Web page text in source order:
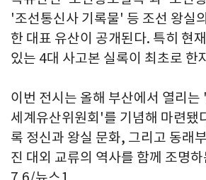
'조선통신사 기록물' 등 조선 왕실
한 대표 유산이 공개된다. 특히 현
있는 4대 사고본 실록이 최초로 한
이번 전시는 올해 부산에서 열리
세계유산위원회'를 기념해 마련됐
록 정신과 왕실 문화, 그리고 동래
진 대외 교류의 역사를 함께 조명